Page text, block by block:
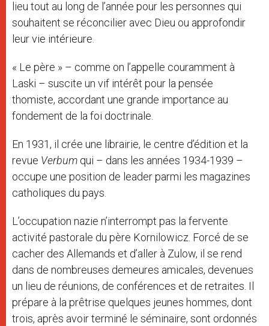
lieu tout au long de l’année pour les personnes qui
souhaitent se réconcilier avec Dieu ou approfondir
leur vie intérieure.
« Le père » – comme on l’appelle couramment à
Laski – suscite un vif intérêt pour la pensée
thomiste, accordant une grande importance au
fondement de la foi doctrinale.
En 1931, il crée une librairie, le centre d’édition et la
revue Verbum qui – dans les années 1934-1939 –
occupe une position de leader parmi les magazines
catholiques du pays.
L’occupation nazie n’interrompt pas la fervente
activité pastorale du père Kornilowicz. Forcé de se
cacher des Allemands et d’aller à Zulow, il se rend
dans de nombreuses demeures amicales, devenues
un lieu de réunions, de conférences et de retraites. Il
prépare à la prêtrise quelques jeunes hommes, dont
trois, après avoir terminé le séminaire, sont ordonnés